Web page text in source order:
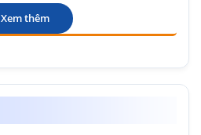
Xem thêm